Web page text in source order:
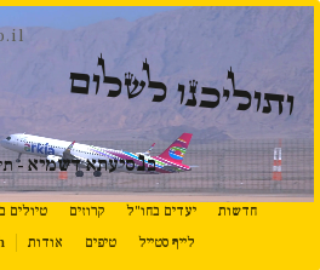
ותוליכנו לשלום
בנסיעתא דשמיא -
חדשות יעדים בחו"ל קרוזים טיולים
לייף סטייל
טיפים אודות